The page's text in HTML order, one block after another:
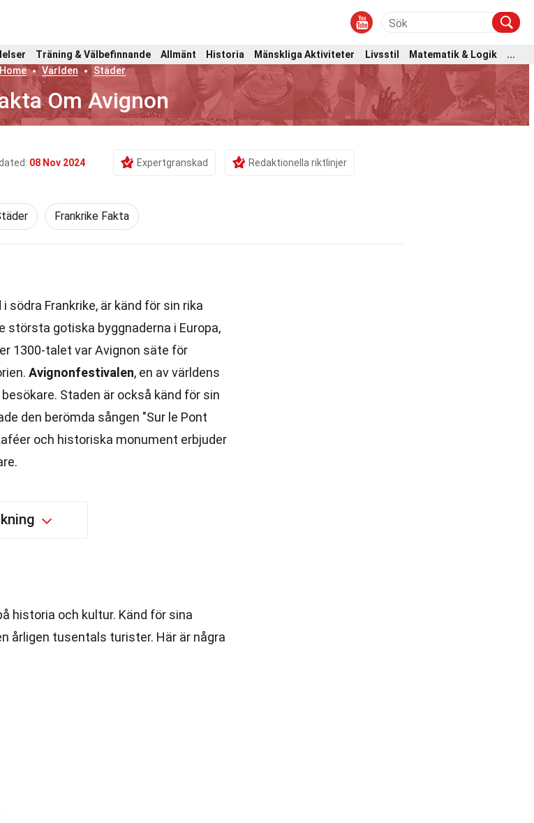
Träning & Välbefinnande Allmänt Historia Mänskliga Aktiviteter Livsstil Matematik & Logik
...
Home
Världen Städer
Om Avignon
08 Nov 2024 Expertgranskad Redaktionella riktlinjer
Frankrike Fakta
södra Frankrike, är känd för sin rika
största gotiska byggnaderna i Europa,
1300-talet var Avignon säte för
Avignonfestivalen, en av världens
Staden är också känd för sin
den berömda sången "Sur le Pont
och historiska monument erbjuder
historia och kultur. Känd för sina
årligen tusentals turister. Här är några